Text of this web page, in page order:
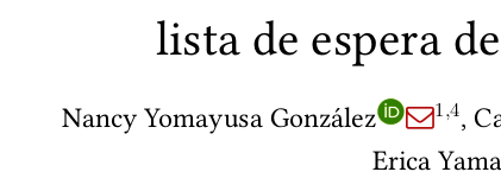
lista de espera
Nancy Yomayusa González Q 1,4 ,
Erica Yama